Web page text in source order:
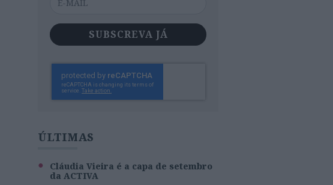
SUBSCREVA JÁ
ÚLTIMAS
Cláudia Vieira é a capa de setembro
da ACTIVA